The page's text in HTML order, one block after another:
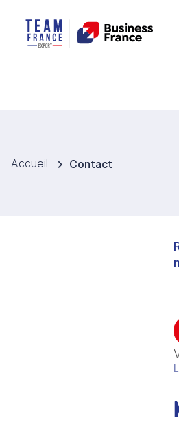
Accueil Contact